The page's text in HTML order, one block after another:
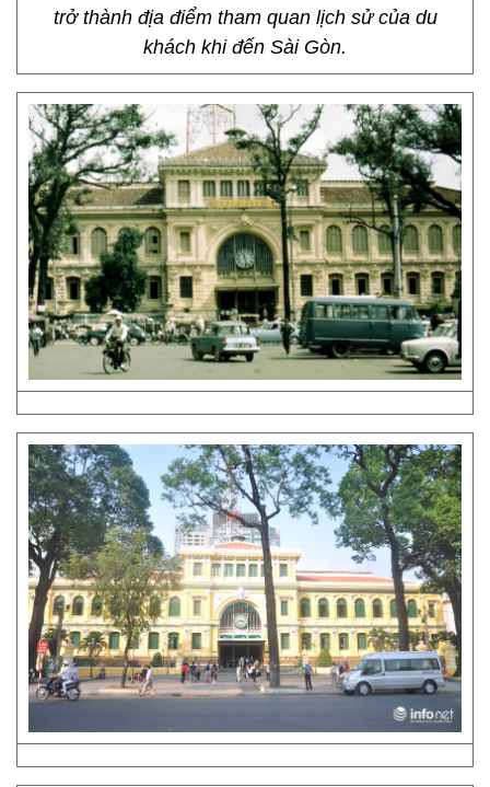
trở thành địa điểm tham quan lịch sử của du
khách khi đến Sài Gòn.